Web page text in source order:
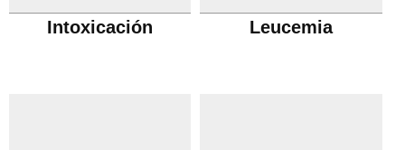
Intoxicación Leucemia